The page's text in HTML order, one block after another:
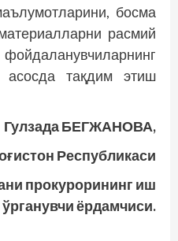
босма
расмий
асосда тақдим этиш
Гулзада БЕГЖАНОВА,
Республикаси
прокурорининг иш
ўрганувчи ёрдамчиси.